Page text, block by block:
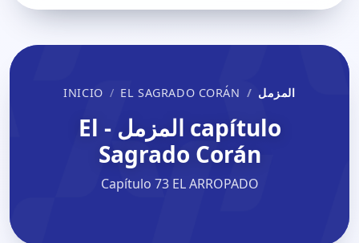
INICIO EL SAGRADO CORÁN المزمل
capítulo المزمل - El
Sagrado Corán
Capítulo 73 EL ARROPADO